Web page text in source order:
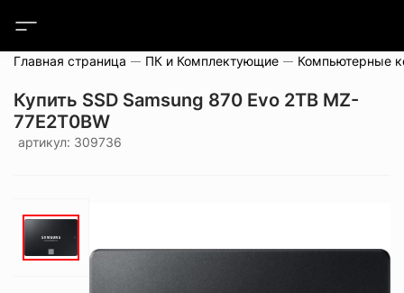
Главная страница ПК и Комплектующие Компьютерные
Купить SSD Samsung 870 Evo 2TB MZ-
77E2T0BW
артикул: 309736